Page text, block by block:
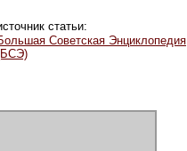
статьи:
Советская Энциклопедия